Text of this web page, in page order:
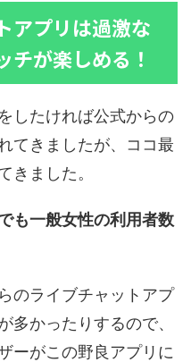
アプリは過激な
チが楽しめる！
したければ公式からの
てきましたが、ココ最
きました。
も一般女性の利用者数
のライブチャットアプ
多かったりするので、
ーがこの野良アプリに